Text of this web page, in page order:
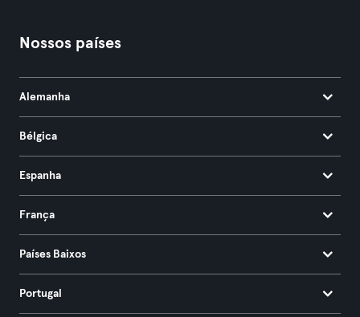
Nossos países
Alemanha
Bélgica
Espanha
França
Países Baixos
Portugal